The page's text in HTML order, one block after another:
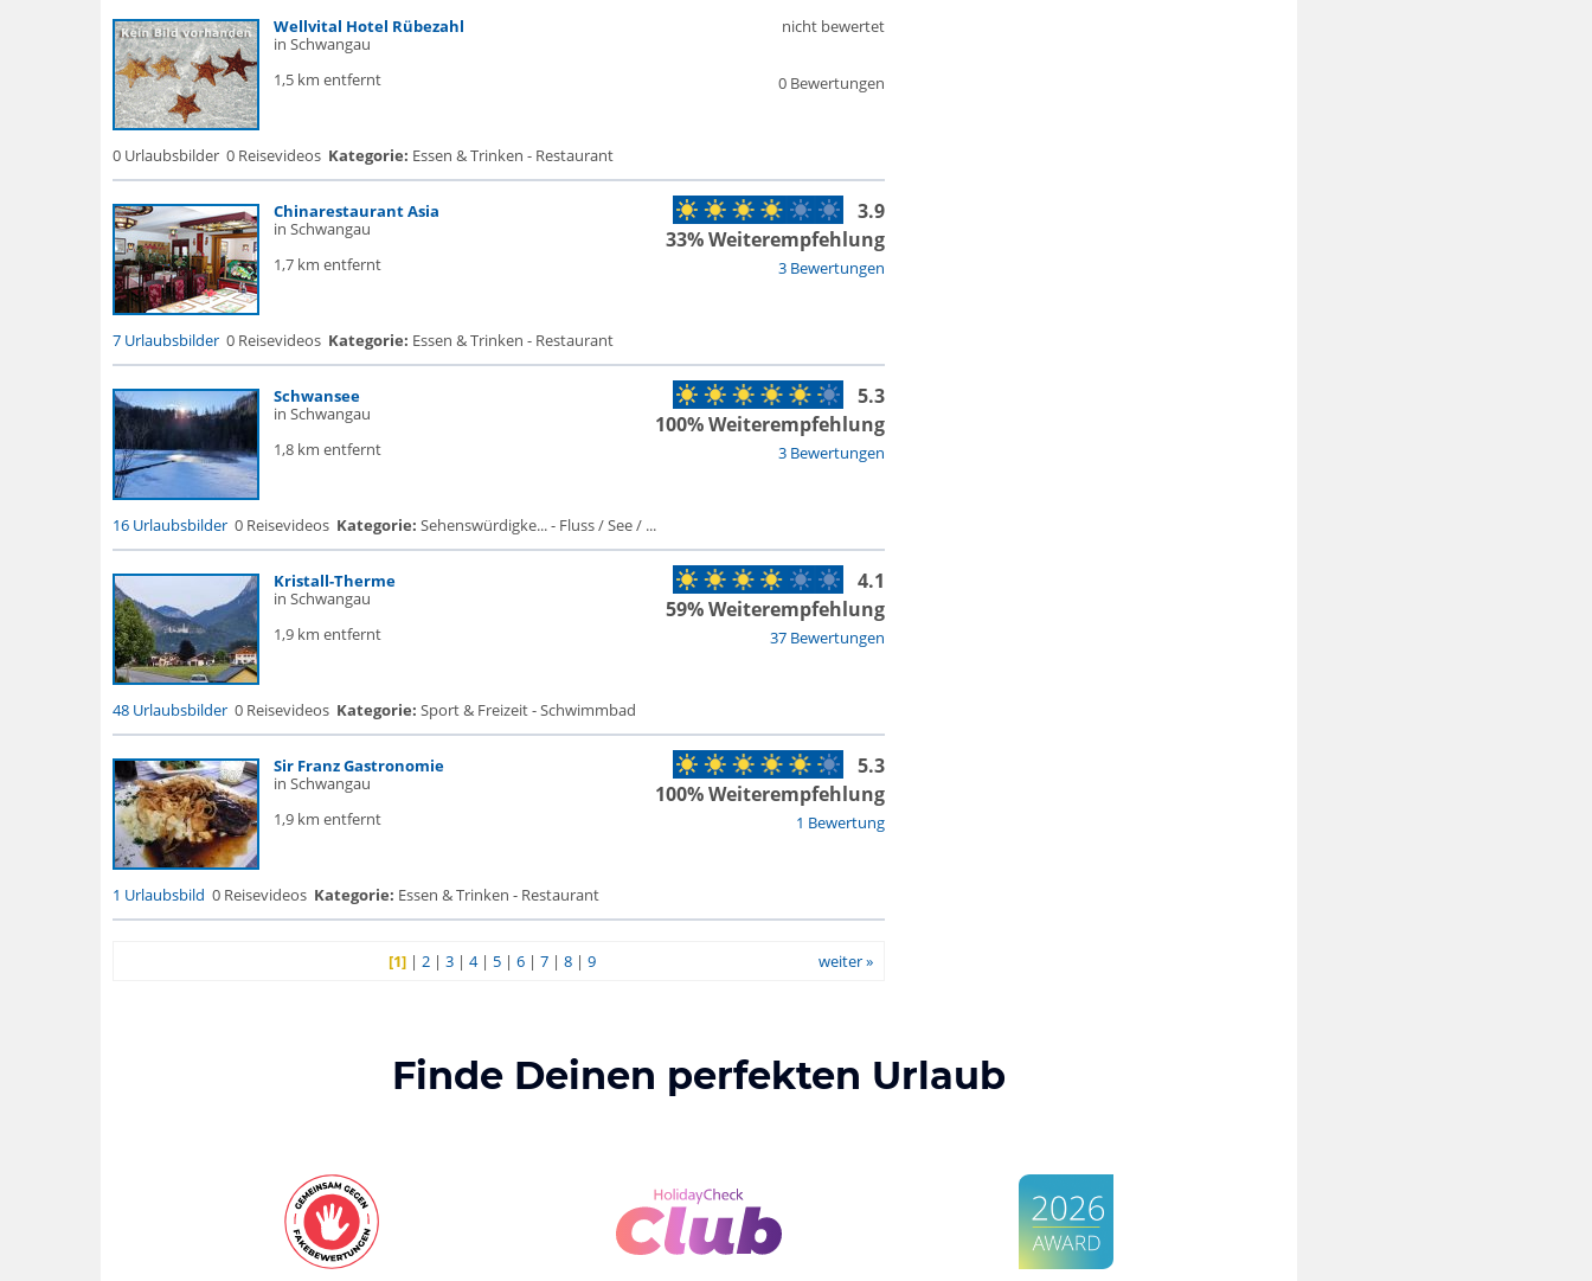
Wellvital Hotel Rübezahl
in Schwangau
1,5 km entfernt
0 Bewertungen
nicht bewertet
0 Urlaubsbilder 0 Reisevideos Kategorie: Essen & Trinken - Restaurant
Chinarestaurant Asia
in Schwangau
1,7 km entfernt
3 Bewertungen
3.9
33% Weiterempfehlung
7 Urlaubsbilder 0 Reisevideos Kategorie: Essen & Trinken - Restaurant
Schwansee
in Schwangau
1,8 km entfernt
3 Bewertungen
5.3
100% Weiterempfehlung
16 Urlaubsbilder 0 Reisevideos Kategorie: Sehenswürdigke... - Fluss / See / ...
Kristall-Therme
in Schwangau
1,9 km entfernt
37 Bewertungen
4.1
59% Weiterempfehlung
48 Urlaubsbilder 0 Reisevideos Kategorie: Sport & Freizeit - Schwimmbad
Sir Franz Gastronomie
in Schwangau
1,9 km entfernt
1 Bewertung
5.3
100% Weiterempfehlung
1 Urlaubsbild 0 Reisevideos Kategorie: Essen & Trinken - Restaurant
[1]| 2| 3| 4| 5| 6| 7| 8| 9 weiter »
Finde Deinen perfekten Urlaub